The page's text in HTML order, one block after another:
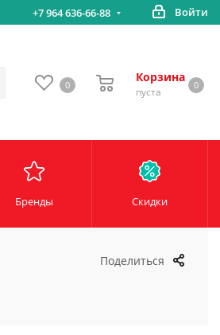
5000 руб*
+7 964 636-66-88 Войти
0
Корзина
пуста
0
Бренды Скидки
Поделиться